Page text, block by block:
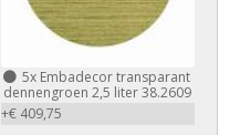
5xEmbadecor transparant
dennengroen 2,5 liter 38.2609
+€ 409,75